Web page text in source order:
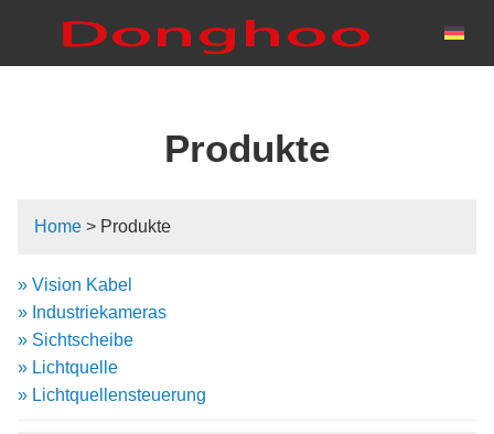
Produkte
Home > Produkte
» Vision Kabel
» Industriekameras
» Sichtscheibe
» Lichtquelle
» Lichtquellensteuerung